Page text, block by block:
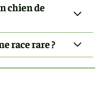
chien de
race rare ?